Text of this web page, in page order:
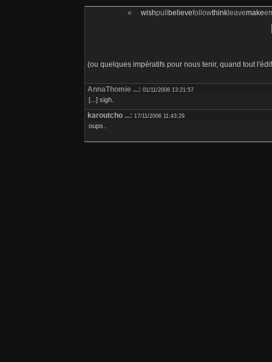
« wishpull believefollowthinkleavemake
(ou quelques impératifs pour nous tenir, quand tout
AnnaThomie ...: 01/11/2006 13:21:57
[...] sigh.
karoutcho ...: 17/11/2006 11:43:29
oups..